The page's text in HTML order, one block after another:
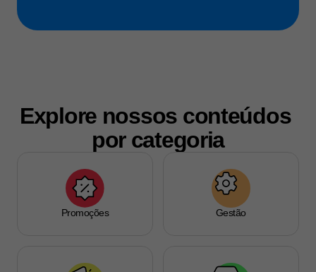
Explore nossos conteúdos
por categoria
Promoções Gestão